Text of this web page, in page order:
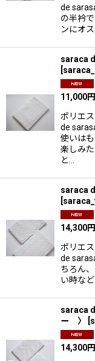
de
の半衿
ンにオ
saraca
11,000円
ポリエ
de
使いは
楽しみ
と…
saraca
14,300円
ポリエ
de
ちろん
い時な
saraca
ー 〉
14,300円